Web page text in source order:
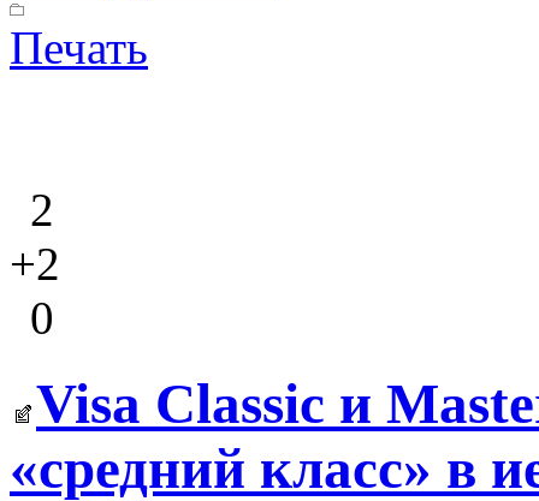
Печать
2
+2
0
Visa Classic и
«средний класс» в